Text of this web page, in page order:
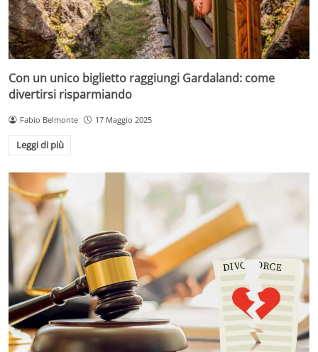
Con un unico biglietto raggiungi Gardaland: come
divertirsi risparmiando
Fabio Belmonte 17 Maggio 2025
Leggi di più